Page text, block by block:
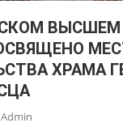
ХРАМА
Admin